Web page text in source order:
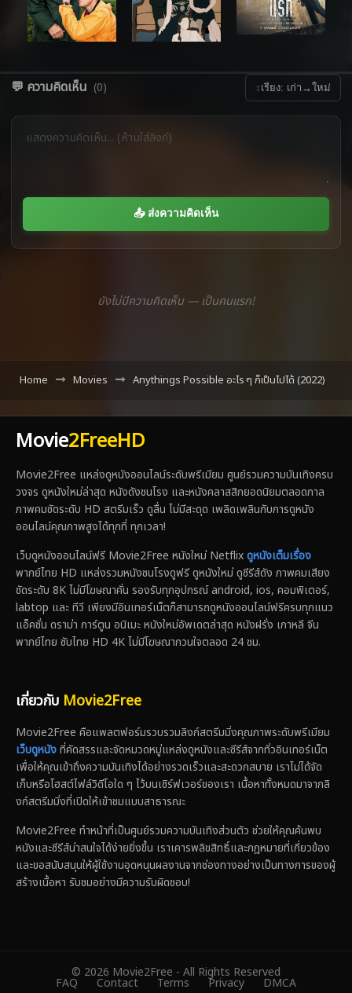
💬 ความคิดเห็น (0) ↕ เรียง: เก่า→ใหม่
📤 ส่งความคิดเห็น
ยังไม่มีความคิดเห็น — เป็นคนแรก!
Home Movies Anythings Possible อะไร ๆ ก็เป็นไปได้ (2022)
Movie2FreeHD
Movie2Free แหล่งดูหนังออนไลน์ระดับพรีเมียม ศูนย์รวมความบันเทิงครบ
วงจร ดูหนังใหม่ล่าสุด หนังดังชนโรง และหนังคลาสสิกยอดนิยมตลอดกาล
ภาพคมชัดระดับ HD สตรีมเร็ว ดูลื่น ไม่มีสะดุด เพลิดเพลินกับการดูหนัง
ออนไลน์คุณภาพสูงได้ทุกที่ ทุกเวลา!
เว็บดูหนังออนไลน์ฟรี Movie2Free หนังใหม่ Netflixดูหนังเต็มเรื่อง
พากย์ไทย HD แหล่งรวมหนังชนโรงดูฟรี ดูหนังใหม่ ดูซีรีส์ดัง ภาพคมเสียง
ชัดระดับ 8K ไม่มีโฆษณาคั่น รองรับทุกอุปกรณ์ android, ios, คอมพิเตอร์,
labtop และ ทีวี เพียงมีอินเทอร์เน็ตก็สามารถดูหนังออนไลน์ฟรีครบทุกแนว
แอ็คชั่น ดราม่า การ์ตูน อนิเมะ หนังใหม่อัพเดตล่าสุด หนังฝรั่ง เกาหลี จีน
พากย์ไทย ซับไทย HD 4K ไม่มีโฆษณากวนใจตลอด 24 ชม.
เกี่ยวกับ Movie2Free
Movie2Free คือแพลตฟอร์มรวบรวมลิงก์สตรีมมิ่งคุณภาพระดับพรีเมียม
เว็บดูหนังที่คัดสรรและจัดหมวดหมู่แหล่งดูหนังและซีรีส์จากทั่วอินเทอร์เน็ต
เพื่อให้คุณเข้าถึงความบันเทิงได้อย่างรวดเร็วและสะดวกสบาย เราไม่ได้จัด
เก็บหรือโฮสต์ไฟล์วิดีโอใด ๆ ไว้บนเซิร์ฟเวอร์ของเรา เนื้อหาทั้งหมดมาจากลิ
งก์สตรีมมิ่งที่เปิดให้เข้าชมแบบสาธารณะ
Movie2Free ทำหน้าที่เป็นศูนย์รวมความบันเทิงส่วนตัว ช่วยให้คุณค้นพบ
หนังและซีรีส์น่าสนใจได้ง่ายยิ่งขึ้น เราเคารพลิขสิทธิ์และกฎหมายที่เกี่ยวข้อง
และขอสนับสนุนให้ผู้ใช้งานอุดหนุนผลงานจากช่องทางอย่างเป็นทางการของผู้
สร้างเนื้อหา รับชมอย่างมีความรับผิดชอบ!
© 2026 Movie2Free - All Rights Reserved
FAQ Contact Terms Privacy DMCA